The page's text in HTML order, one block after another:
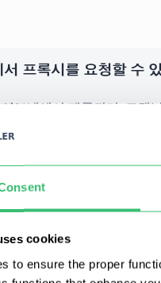
cookies
to ensure the proper
프록시를 요청할 수
브넷에서 제공되며, 고
으로 프록시를 선택할
하나요?
하면 프록시 교체는 가